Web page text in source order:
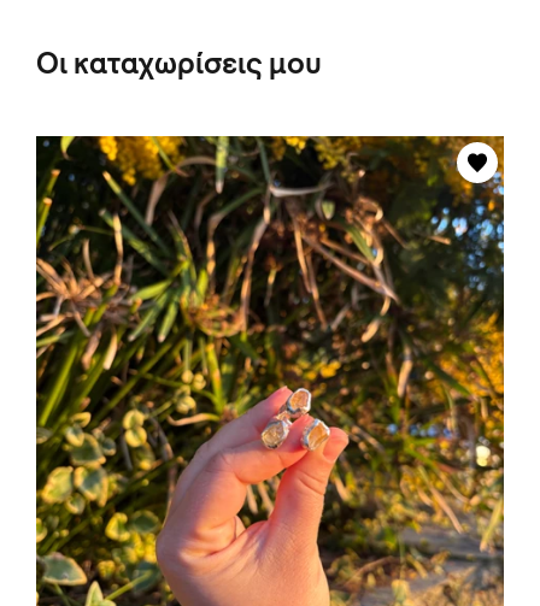
Οι καταχωρίσεις μου